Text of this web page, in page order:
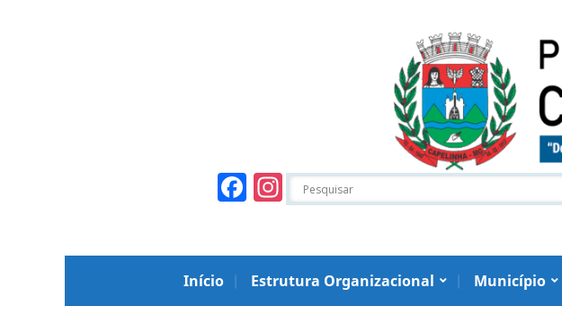
Facebook
Instagram
Início Estrutura Organizacional Município